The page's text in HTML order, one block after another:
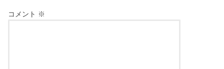
コメント ※